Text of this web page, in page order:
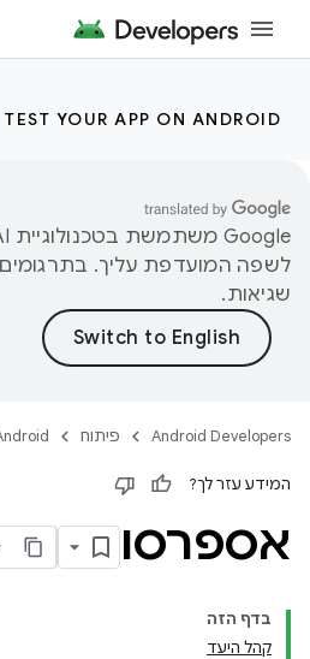
TEST YOUR APP ON ANDROID
לשפה המועדפת עליך. בתרגומים
שגיאות.
Android Developers פיתוח
המידע עזר לך?
אספרסו
בדף הזה
קהל היעד